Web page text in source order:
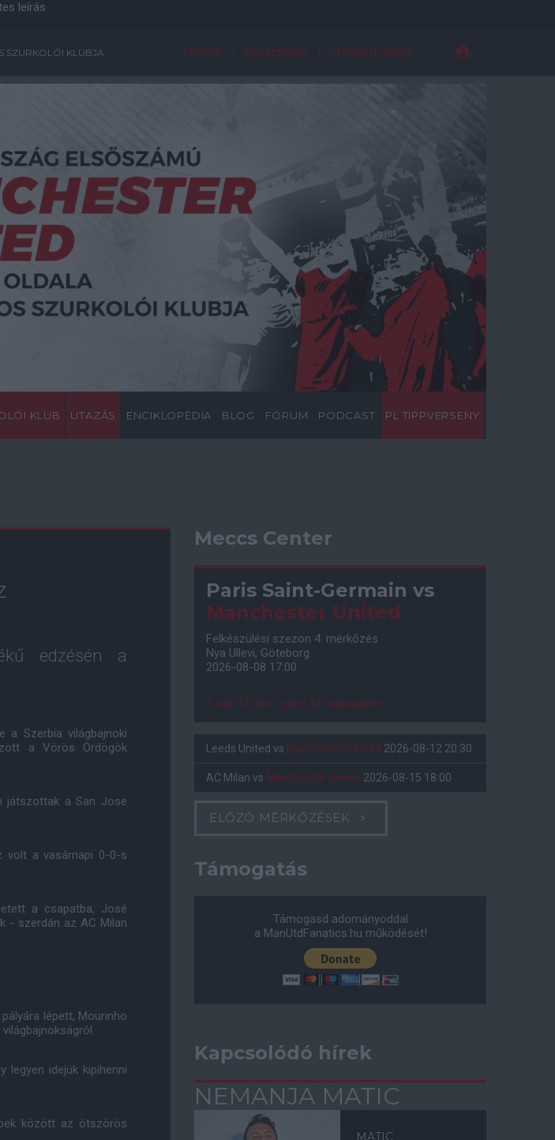
leírás
SZURKOLÓI KLUBJA Főoldal Regisztráció Elfelejtett jelszó
KLUB UTAZÁS ENCIKLOPÉDIA BLOG FÓRUM PODCAST PL TIPPVERSENY
edzésén a
a Szerbia világbajnoki
a Vörös Ördögök
játszottak a San Jose
volt a vasárnapi 0-0-s
a csapatba, José
- szerdán az AC Milan
lépett, Mourinho
idejük kipihenni
között az ötszörös
Meccs Center
Paris Saint-Germain vs
Manchester United
Felkészülési szezon 4. mérkőzés
Nya Ullevi, Göteborg
2026-08-08 17:00
1 nap 15 óra 1 perc 50 másodperc
Leeds United vs Manchester United 2026-08-12 20:30
AC Milan vs Manchester United 2026-08-15 18:00
ELŐZŐ MÉRKŐZÉSEK
Támogatás
Támogasd adományoddal
a ManUtdFanatics.hu működését!
Kapcsolódó hírek
NEMANJA MATIC
MATIC